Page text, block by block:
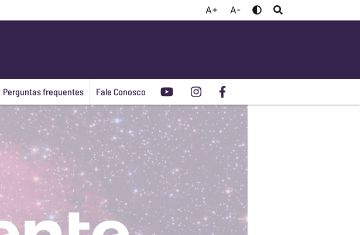
A+ A-
Perguntas frequentes Fale Conosco